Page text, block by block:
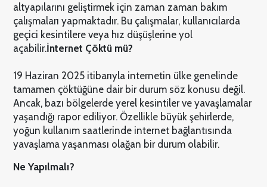
altyapılarını geliştirmek için zaman zaman bakım
çalışmaları yapmaktadır. Bu çalışmalar, kullanıcılarda
geçici kesintilere veya hız düşüşlerine yol
açabilir.İnternet Çöktü mü?
19 Haziran 2025 itibarıyla internetin ülke genelinde
tamamen çöktüğüne dair bir durum söz konusu değil.
Ancak, bazı bölgelerde yerel kesintiler ve yavaşlamalar
yaşandığı rapor ediliyor. Özellikle büyük şehirlerde,
yoğun kullanım saatlerinde internet bağlantısında
yavaşlama yaşanması olağan bir durum olabilir.
Ne Yapılmalı?